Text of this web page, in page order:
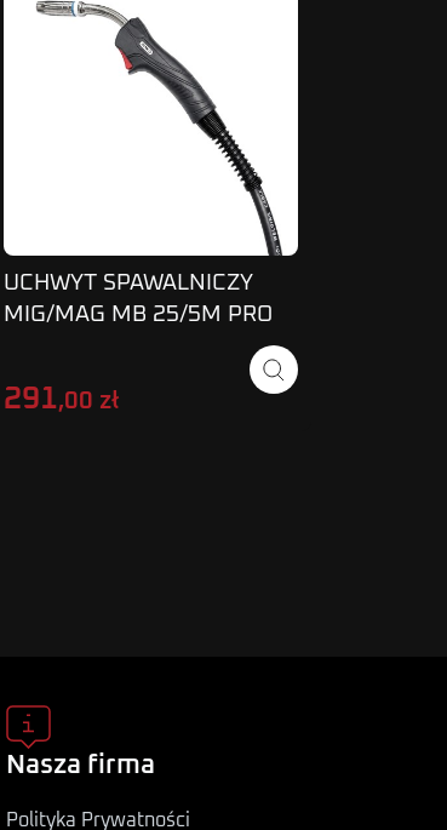
UCHWYT SPAWALNICZY
MIG/MAG MB 25/5M PRO
291,00 zł
Nasza firma
Polityka Prywatności